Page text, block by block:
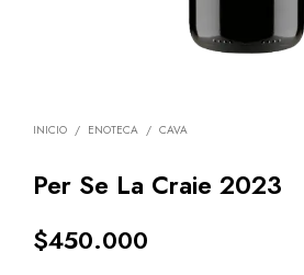
INICIO / ENOTECA / CAVA
Per Se La Craie 2023
$450.000